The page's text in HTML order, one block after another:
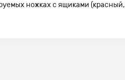
ножках с ящиками (красный,